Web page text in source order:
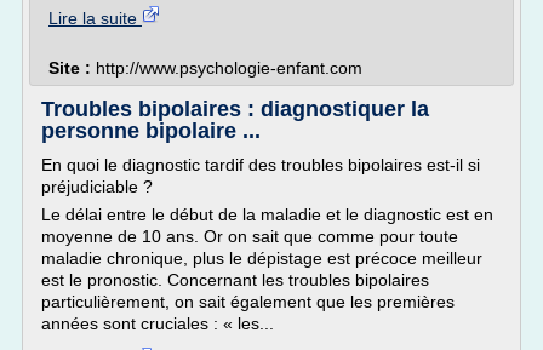
Lire la suite
Site : http://www.psychologie-enfant.com
Troubles bipolaires : diagnostiquer la
personne bipolaire ...
En quoi le diagnostic tardif des troubles bipolaires est-il si
préjudiciable ?
Le délai entre le début de la maladie et le diagnostic est en
moyenne de 10 ans. Or on sait que comme pour toute
maladie chronique, plus le dépistage est précoce meilleur
est le pronostic. Concernant les troubles bipolaires
particulièrement, on sait également que les premières
années sont cruciales : « les...